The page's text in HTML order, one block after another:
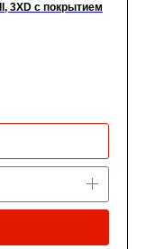
3XD с покрытием